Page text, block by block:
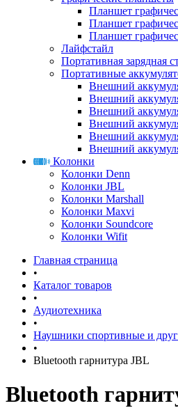
Планшет
Планшет
Планшет
Лайфстайл
Портативная зарядная
Портативные
Внешний
Внешний
Внешний
Внешний
Внешний
Внешний
Колонки
Колонки Denn
Колонки JBL
Колонки Marshall
Колонки Maxvi
Колонки Soundcore
Колонки Wifit
Главная страница
•
Каталог товаров
•
Аудиотехника
•
Наушники спортивные и
•
Bluetooth гарнитура JBL
Bluetooth